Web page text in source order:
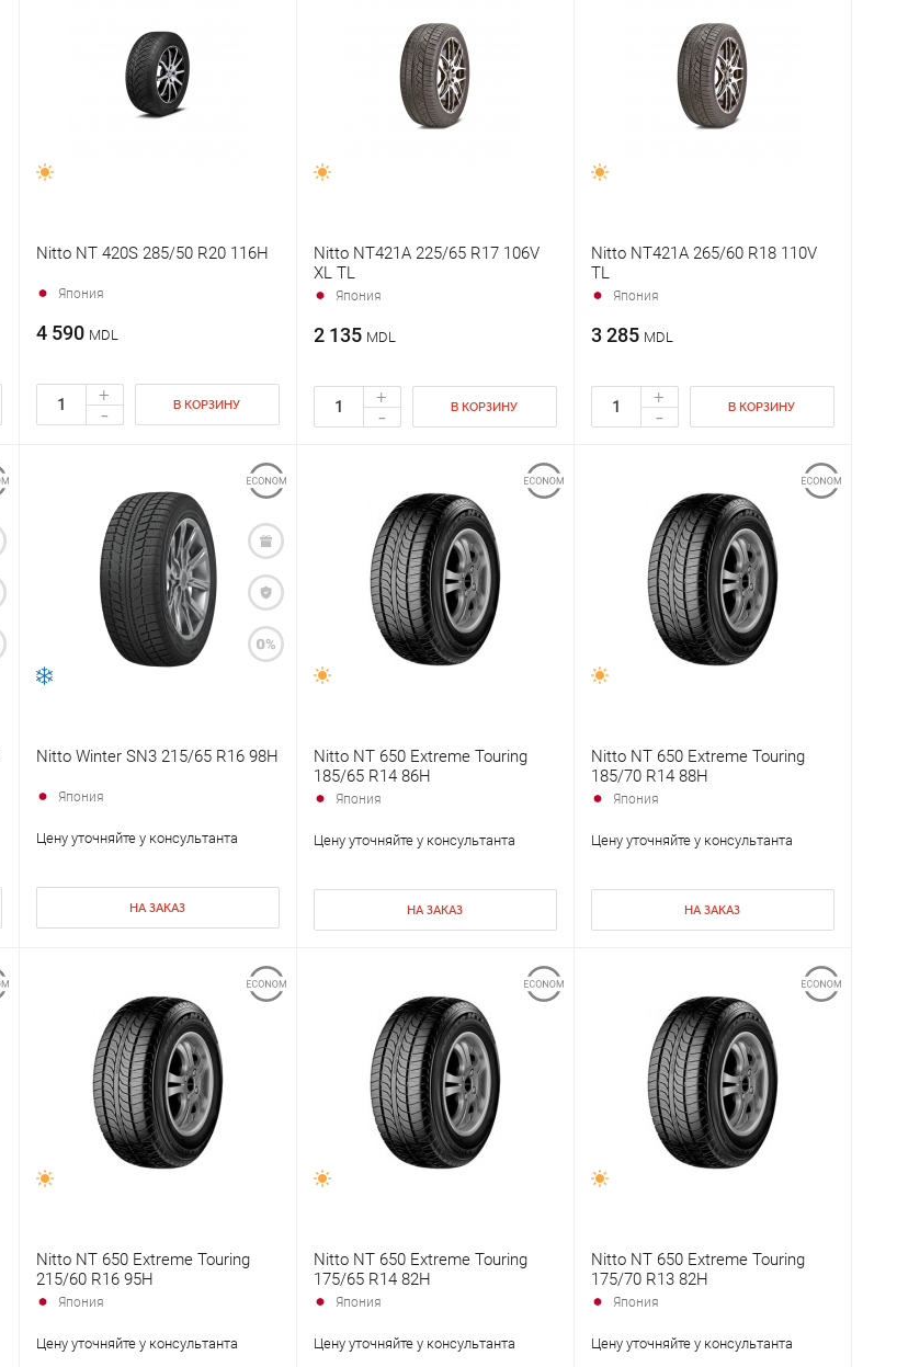
Nitto NT 420S 285/50 R20 116H
Япония
4 590 MDL
+
- В КОРЗИНУ
Nitto NT421A 225/65 R17 106V
XL TL
Япония
2 135 MDL
+
- В КОРЗИНУ
Nitto NT421A 265/60 R18 110V
TL
Япония
3 285 MDL
+
- В КОРЗИНУ
Nitto Winter SN3 215/65 R16 98H
Япония
Цену уточняйте у консультанта
НА ЗАКАЗ
Nitto NT 650 Extreme Touring
185/65 R14 86H
Япония
Цену уточняйте у консультанта
НА ЗАКАЗ
Nitto NT 650 Extreme Touring
185/70 R14 88H
Япония
Цену уточняйте у консультанта
НА ЗАКАЗ
Nitto NT 650 Extreme Touring
215/60 R16 95H
Япония
Цену уточняйте у консультанта
Nitto NT 650 Extreme Touring
175/65 R14 82H
Япония
Цену уточняйте у консультанта
Nitto NT 650 Extreme Touring
175/70 R13 82H
Япония
Цену уточняйте у консультанта